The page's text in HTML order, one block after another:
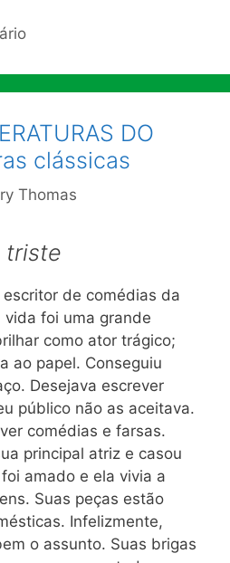
DO
clássicas
Thomas
triste
escritor de comédias da
vida foi uma grande
como ator trágico;
ao papel. Conseguiu
Desejava escrever
público não as aceitava.
comédias e farsas.
principal atriz e casou
amado e ela vivia a
Suas peças estão
Infelizmente,
o assunto. Suas brigas